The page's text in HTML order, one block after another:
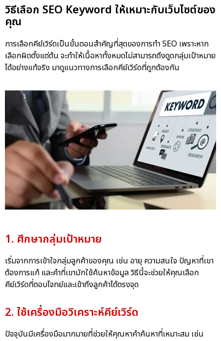
วิธีเลือก SEO Keyword ให้เหมาะกับเว็บไซต์ของ
คุณ
การเลือกคีย์เวิร์ดเป็นขั้นตอนสำคัญที่สุดของการทำ SEO เพราะหาก
เลือกผิดตั้งแต่ต้น จะทำให้เนื้อหาทั้งหมดไม่สามารถดึงดูดกลุ่มเป้าหมาย
ได้อย่างแท้จริง มาดูแนวทางการเลือกคีย์เวิร์ดที่ถูกต้องกัน
1. ศึกษากลุ่มเป้าหมาย
เริ่มจากการเข้าใจกลุ่มลูกค้าของคุณ เช่น อายุ ความสนใจ ปัญหาที่เขา
ต้องการแก้ และคำที่เขามักใช้ค้นหาข้อมูล วิธีนี้จะช่วยให้คุณเลือก
คีย์เวิร์ดที่ตอบโจทย์และเข้าถึงลูกค้าได้ตรงจุด
2. ใช้เครื่องมือวิเคราะห์คีย์เวิร์ด
ปัจจุบันมีเครื่องมือมากมายที่ช่วยให้คุณหาคำค้นหาที่เหมาะสม เช่น